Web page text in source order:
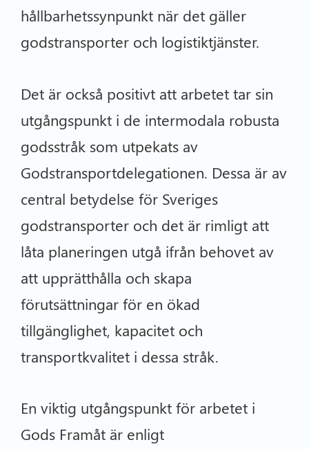
hållbarhetssynpunkt när det gäller
godstransporter och logistiktjänster.
Det är också positivt att arbetet tar sin
utgångspunkt i de intermodala robusta
godsstråk som utpekats av
Godstransportdelegationen. Dessa är av
central betydelse för Sveriges
godstransporter och det är rimligt att
låta planeringen utgå ifrån behovet av
att upprätthålla och skapa
förutsättningar för en ökad
tillgänglighet, kapacitet och
transportkvalitet i dessa stråk.
En viktig utgångspunkt för arbetet i
Gods Framåt är enligt